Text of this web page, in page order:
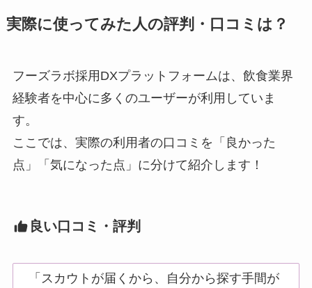
実際に使ってみた人の評判・口コミは？
フーズラボ採用DXプラットフォームは、飲食業界
経験者を中心に多くのユーザーが利用していま
す。
ここでは、実際の利用者の口コミを「良かった
点」「気になった点」に分けて紹介します！
良い口コミ・評判
「スカウトが届くから、自分から探す手間が